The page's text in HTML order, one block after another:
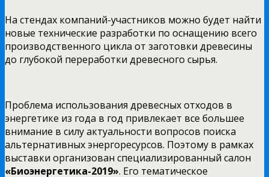
На стендах компаний-участников можно будет найти
новые технические разработки по оснащению всего
производственного цикла от заготовки древесины
до глубокой переработки древесного сырья.
Проблема использования древесных отходов в
энергетике из года в год привлекает все большее
внимание в силу актуальности вопросов поиска
альтернативных энергоресурсов. Поэтому в рамках
выставки организован специализированный салон
«Биоэнергетика-2019». Его тематическое